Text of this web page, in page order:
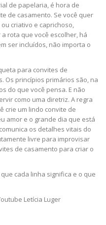
de papelaria, é hora de
de casamento. Se você quer
criativo e caprichoso,
rota que você escolher, há
ser incluídos, não importa o
para convites de
Os princípios primários são, na
do que você pensa. E não
como uma diretriz. A regra
crie um lindo convite de
amor e o grande dia que está
os detalhes vitais do
livre para improvisar
de casamento para criar o
cada linha significa e o que
Letícia Luger